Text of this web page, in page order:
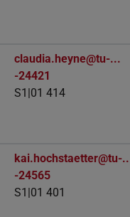
claudia.heyne@tu-...
-24421
S1|01 414
kai.hochstaetter@tu-
-24565
S1|01 401